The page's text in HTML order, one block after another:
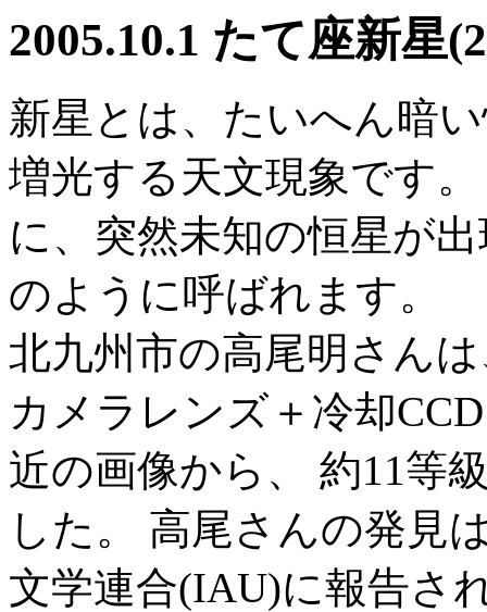
2005.10.1 たて座新星
新星とは、たいへん暗
増光する天文現象です
に、突然未知の恒星が
のように呼ばれます。
北九州市の高尾明さんは
カメラレンズ＋冷却
近の画像から、 約11等
した。 高尾さんの発見
文学連合(IAU)に報告さ